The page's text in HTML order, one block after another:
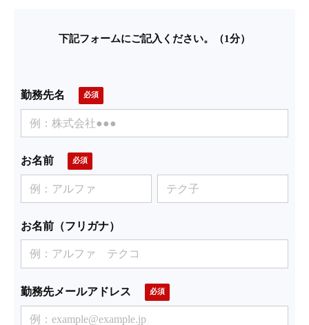
下記フォームにご記入ください。（1分）
勤務先名
お名前
お名前（フリガナ）
勤務先メールアドレス